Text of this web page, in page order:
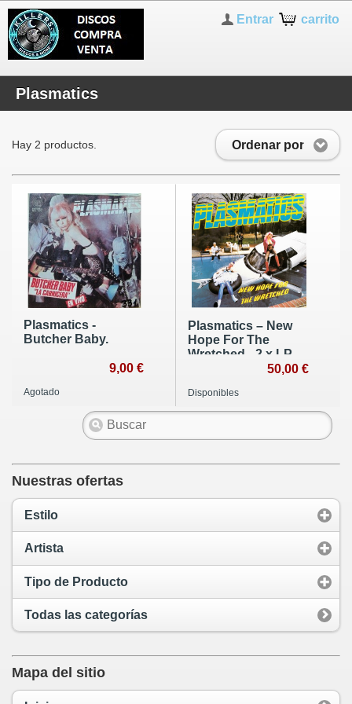
carrito
Entrar
Plasmatics
Ordenar por
Hay 2 productos.
Plasmatics -
Butcher Baby.
9,00 €
Agotado
Plasmatics – New
Hope For The
Wretched - 2 x LP
50,00 €
Disponibles
Nuestras ofertas
Estilo
Artista
Tipo de Producto
Todas las categorías
Mapa del sitio